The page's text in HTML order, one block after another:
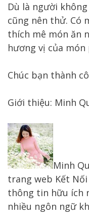
Dù là người
cũng nên thử. Có
thích mê món ăn
hương vị của
Chúc bạn thành
Giới thiệu: Minh
Minh
trang web Kết
thông tin hữu ích
nhiều ngôn ngữ